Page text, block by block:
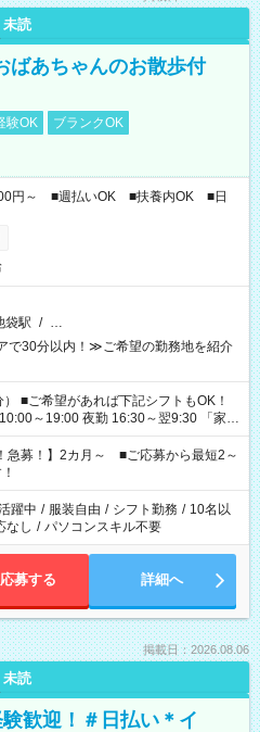
未読
ばあちゃんのお散歩付
験OK
ブランクOK
円～ ■週払いOK ■扶養内OK ■日
袋駅 / …
で30分以内！≫ご希望の勤務地を紹介
！
～19:00 夜勤 16:30～翌9:30 「家族
余裕を持って夕飯の準備がしたい」
ない」 など、ご希望を教えてください
務時間。 合計で週40時間を超える場
急募！】2カ月～ ■ご応募から最短2～
躍中 / 服装自由 / シフト勤務 / 10名以
なし / パソコンスキル不要
応募する 詳細へ
掲載日：2026.08.06
未読
歓迎！＃日払い＊イ